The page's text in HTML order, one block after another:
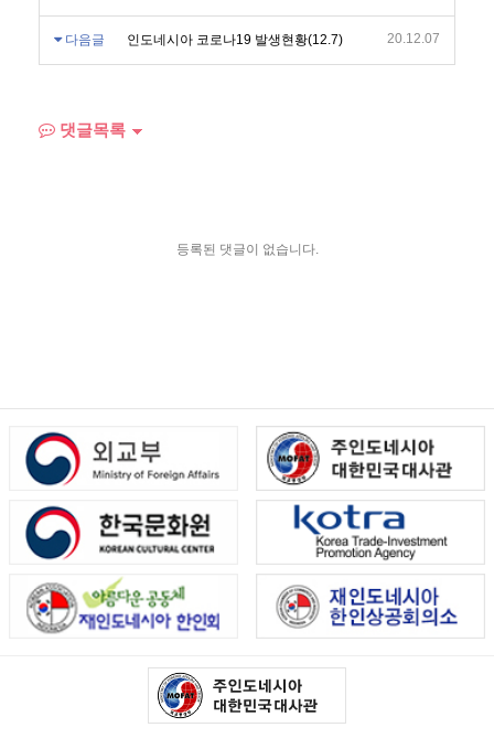
다음글 인도네시아 코로나19 발생현황(12.7) 20.12.07
댓글목록
등록된 댓글이 없습니다.